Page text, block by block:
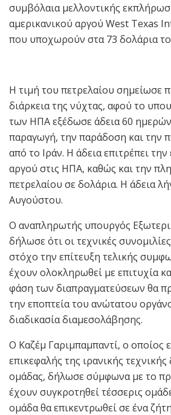
συμβόλαια μελλοντικής
αμερικανικού αργού West Texas
που υποχωρούν στα 73 δολάρια το
Η τιμή του πετρελαίου σημείωσε
διάρκεια της νύχτας, αφού το
των ΗΠΑ εξέδωσε άδεια 60 ημερών
παραγωγή, την παράδοση και την
από το Ιράν. Η άδεια επιτρέπει
αργού στις ΗΠΑ, καθώς και την
πετρελαίου σε δολάρια. Η άδεια
Αυγούστου.
Ο αναπληρωτής υπουργός
δήλωσε ότι οι τεχνικές
στόχο την επίτευξη τελικής
έχουν ολοκληρωθεί με επιτυχία
φάση των διαπραγματεύσεων θα
την εποπτεία του ανώτατου
διαδικασία διαμεσολάβησης.
Ο Καζέμ Γαριμπαμπαντί, ο οποίος
επικεφαλής της ιρανικής
ομάδας, δήλωσε σύμφωνα με το
έχουν συγκροτηθεί τέσσερις
ομάδα θα επικεντρωθεί σε ένα